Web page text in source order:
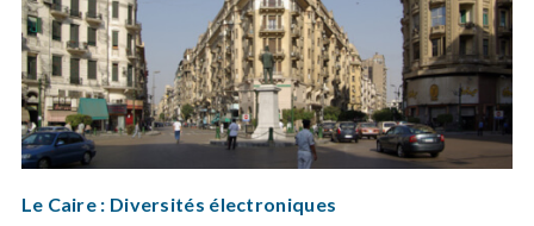
Le Caire : Diversités électroniques